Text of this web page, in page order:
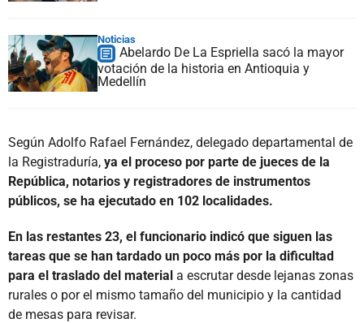
Noticias
Abelardo De La Espriella sacó la mayor
votación de la historia en Antioquia y
Medellín
Según Adolfo Rafael Fernández, delegado departamental de
la Registraduría, ya el proceso por parte de jueces de la
República, notarios y registradores de instrumentos
públicos, se ha ejecutado en 102 localidades.
En las restantes 23, el funcionario indicó que siguen las
tareas que se han tardado un poco más por la dificultad
para el traslado del material a escrutar desde lejanas zonas
rurales o por el mismo tamaño del municipio y la cantidad
de mesas para revisar.